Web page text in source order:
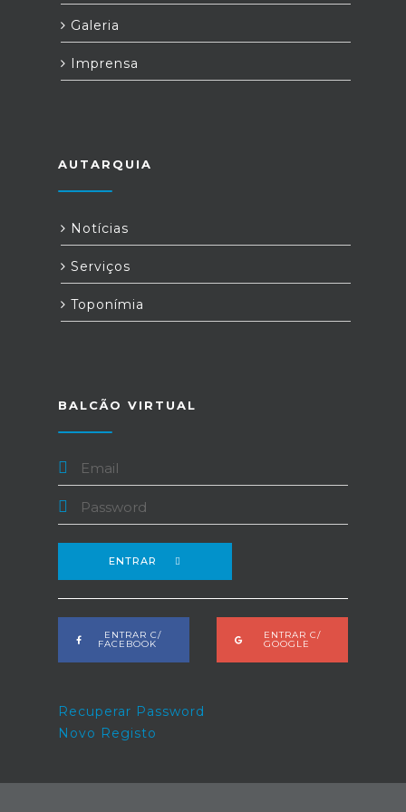
Galeria
Imprensa
AUTARQUIA
Notícias
Serviços
Toponímia
BALCÃO VIRTUAL
ENTRAR
ENTRAR C/
FACEBOOK
ENTRAR C/
GOOGLE
Recuperar Password
Novo Registo